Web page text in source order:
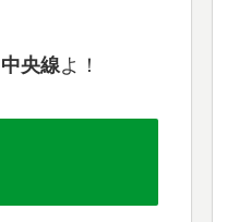
中央線よ！